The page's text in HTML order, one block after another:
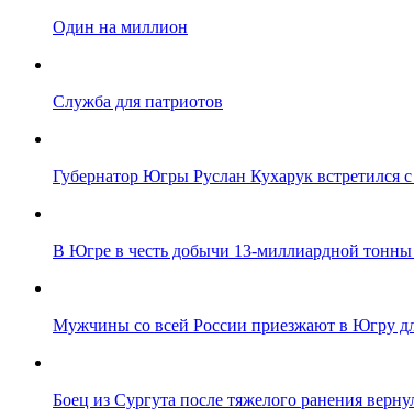
Один на миллион
Служба для патриотов
Губернатор Югры Руслан Кухарук встретился
В Югре в честь добычи 13-миллиардной
Мужчины со всей России приезжают в Югру
Боец из Сургута после тяжелого ранения